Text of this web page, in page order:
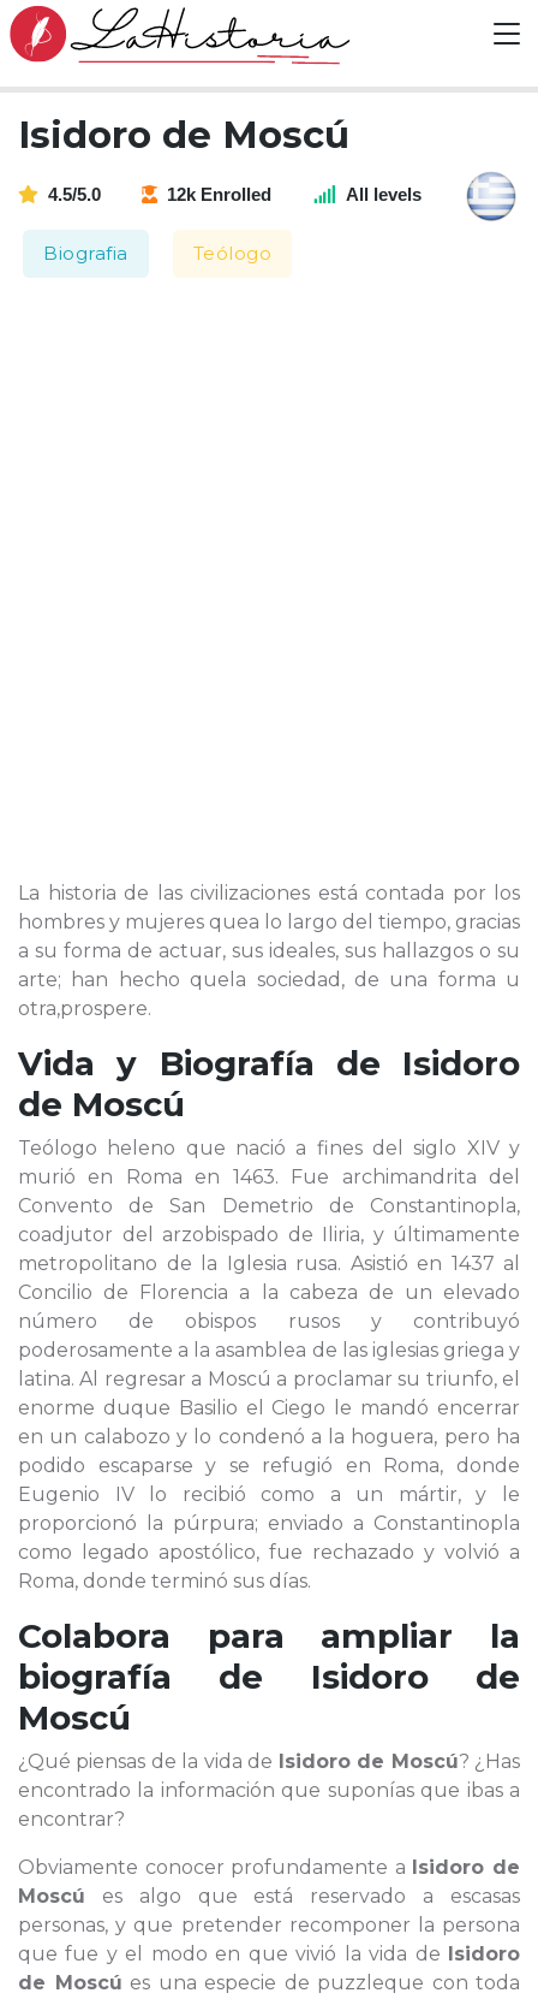
Isidoro de Moscú
4.5/5.0 12k Enrolled All levels
Biografia Teólogo
La historia de las civilizaciones está contada por los
hombres y mujeres quea lo largo del tiempo, gracias
a su forma de actuar, sus ideales, sus hallazgos o su
arte; han hecho quela sociedad, de una forma u
otra,prospere.
Vida y Biografía de Isidoro
de Moscú
Teólogo heleno que nació a fines del siglo XIV y
murió en Roma en 1463. Fue archimandrita del
Convento de San Demetrio de Constantinopla,
coadjutor del arzobispado de Iliria, y últimamente
metropolitano de la Iglesia rusa. Asistió en 1437 al
Concilio de Florencia a la cabeza de un elevado
número de obispos rusos y contribuyó
poderosamente a la asamblea de las iglesias griega y
latina. Al regresar a Moscú a proclamar su triunfo, el
enorme duque Basilio el Ciego le mandó encerrar
en un calabozo y lo condenó a la hoguera, pero ha
podido escaparse y se refugió en Roma, donde
Eugenio IV lo recibió como a un mártir, y le
proporcionó la púrpura; enviado a Constantinopla
como legado apostólico, fue rechazado y volvió a
Roma, donde terminó sus días.
Colabora para ampliar la
biografía de Isidoro de
Moscú
¿Qué piensas de la vida de Isidoro de Moscú? ¿Has
encontrado la información que suponías que ibas a
encontrar?
Obviamente conocer profundamente a Isidoro de
Moscú es algo que está reservado a escasas
personas, y que pretender recomponer la persona
que fue y el modo en que vivió la vida de Isidoro
de Moscú es una especie de puzzleque con toda